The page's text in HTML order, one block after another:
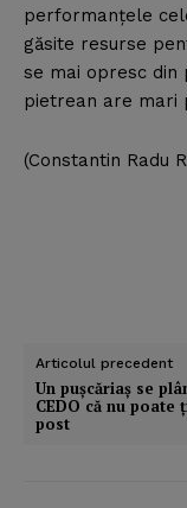
performanţele
găsite resurse
se mai opresc din
pietrean are mari
(Constantin Radu
Articolul precedent
Un puşcăriaş se
CEDO că nu poate
post